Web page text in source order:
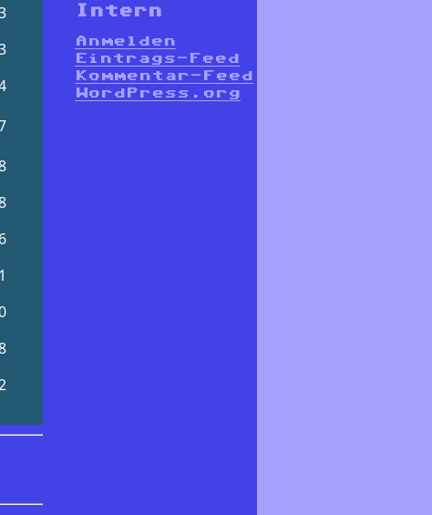
Intern
Anmelden
Eintrags-Feed
Kommentar-Feed
WordPress.org